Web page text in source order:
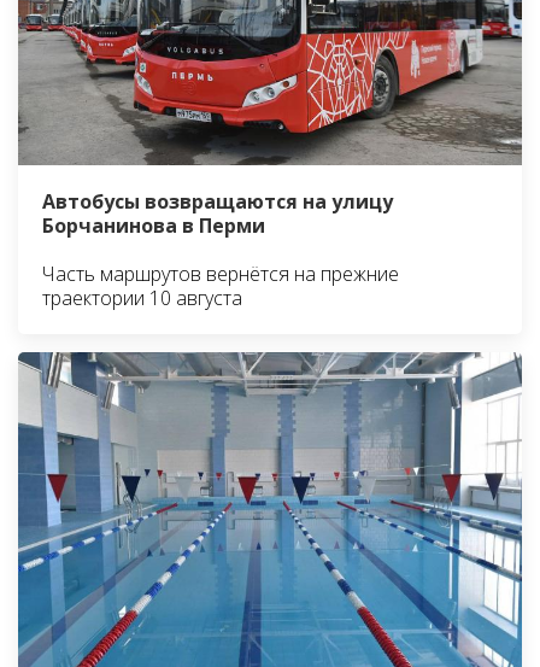
Автобусы возвращаются на улицу
Борчанинова в Перми
Часть маршрутов вернётся на прежние
траектории 10 августа